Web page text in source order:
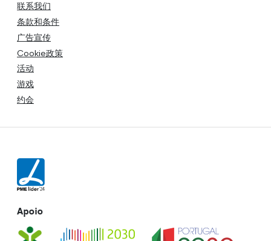
联系我们
条款和条件
广告宣传
Cookie政策
活动
游戏
约会
Apoio